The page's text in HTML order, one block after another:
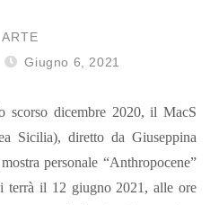
ARTE
Giugno 6, 2021
scorso dicembre 2020, il MacS
Sicilia), diretto da Giuseppina
personale “Anthropocene”
terrà il 12 giugno 2021, alle ore